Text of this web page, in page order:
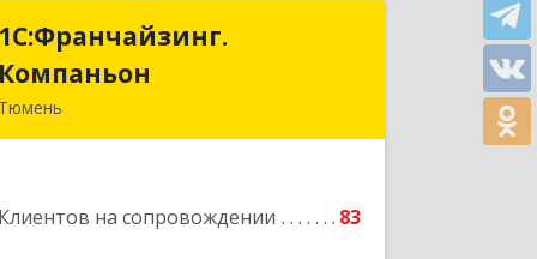
1С:Франчайзинг.
Компаньон
Тюмень
Клиентов на сопровождении 83
1С:Франчайзинг.